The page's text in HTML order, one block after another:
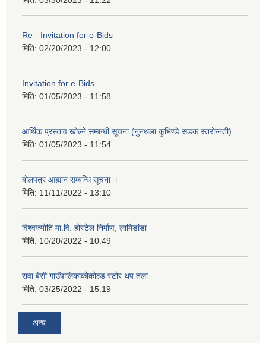
Re - Invitation for e-Bids
मिति: 02/20/2023 - 12:00
Invitation for e-Bids
मिति: 01/05/2023 - 11:58
आर्थिक प्रस्ताव खोल्ने सम्बन्धी सूचना (नुनथला कुभिण्डे सडक स्तरोन्नती)
मिति: 01/05/2023 - 11:54
बोलपत्र आह्यान सम्बन्धि सूचना ।
मिति: 11/11/2022 - 13:10
विश्वज्योति मा.वि. होस्टेल निर्माण, लामिडांडा
मिति: 10/20/2022 - 10:49
रावा बेसी गाउँपालिकाकोकोल्ड स्टोर थप तला
मिति: 03/25/2022 - 15:19
अन्य